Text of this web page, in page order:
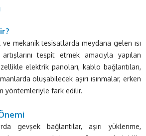
mekanik tesisatlarda meydana gelen ısı
artışlarını tespit etmek amacıyla yapılan
elektrik panoları, kablo bağlantıları,
oluşabilecek aşırı ısınmalar, erken
yöntemleriyle fark edilir.
gevşek bağlantılar, aşırı yüklenme,